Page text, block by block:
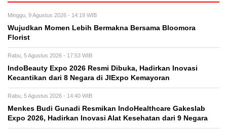
Minggu, 9 Agustus 2026 - 14:19 WIB
Wujudkan Momen Lebih Bermakna Bersama Bloomora
Florist
Rabu, 5 Agustus 2026 - 17:53 WIB
IndoBeauty Expo 2026 Resmi Dibuka, Hadirkan Inovasi
Kecantikan dari 8 Negara di JIExpo Kemayoran
Rabu, 5 Agustus 2026 - 14:40 WIB
Menkes Budi Gunadi Resmikan IndoHealthcare Gakeslab
Expo 2026, Hadirkan Inovasi Alat Kesehatan dari 9 Negara